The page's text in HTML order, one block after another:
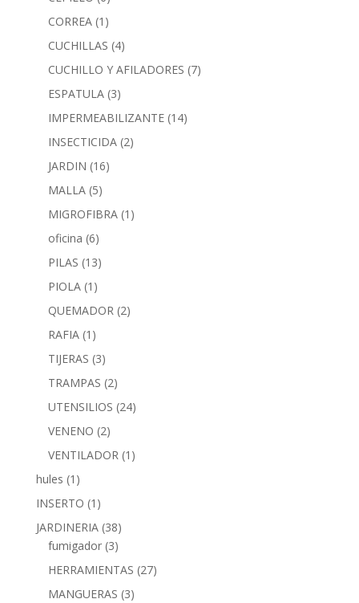
CORREA (1)
CUCHILLAS (4)
CUCHILLO Y AFILADORES (7)
ESPATULA (3)
IMPERMEABILIZANTE (14)
INSECTICIDA (2)
JARDIN (16)
MALLA (5)
MIGROFIBRA (1)
oficina (6)
PILAS (13)
PIOLA (1)
QUEMADOR (2)
RAFIA (1)
TIJERAS (3)
TRAMPAS (2)
UTENSILIOS (24)
VENENO (2)
VENTILADOR (1)
hules (1)
INSERTO (1)
JARDINERIA (38)
fumigador (3)
HERRAMIENTAS (27)
MANGUERAS (3)